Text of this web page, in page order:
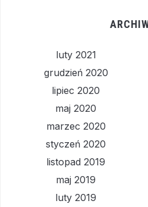
luty 2021
grudzień 2020
lipiec 2020
maj 2020
marzec 2020
styczeń 2020
listopad 2019
maj 2019
luty 2019